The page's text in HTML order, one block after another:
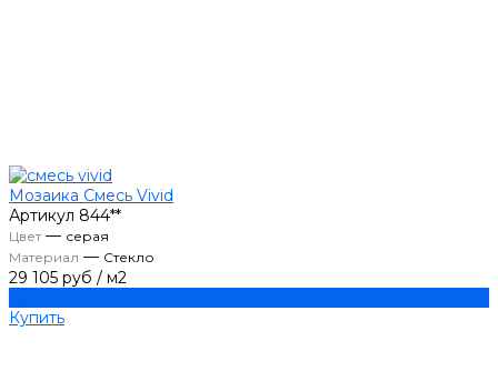
Мозаика Смесь Vivid
Артикул 844**
Цвет— серая
Материал — Стекло
29 105 руб / м2
Купить